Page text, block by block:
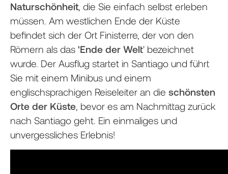
Naturschönheit, die Sie einfach selbst erleben
müssen. Am westlichen Ende der Küste
befindet sich der Ort Finisterre, der von den
Römern als das 'Ende der Welt' bezeichnet
wurde. Der Ausflug startet in Santiago und führt
Sie mit einem Minibus und einem
englischsprachigen Reiseleiter an die schönsten
Orte der Küste, bevor es am Nachmittag zurück
nach Santiago geht. Ein einmaliges und
unvergessliches Erlebnis!